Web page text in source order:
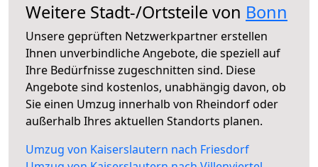
Weitere Stadt-/Ortsteile von Bonn
Unsere geprüften Netzwerkpartner erstellen
Ihnen unverbindliche Angebote, die speziell auf
Ihre Bedürfnisse zugeschnitten sind. Diese
Angebote sind kostenlos, unabhängig davon, ob
Sie einen Umzug innerhalb von Rheindorf oder
außerhalb Ihres aktuellen Standorts planen.
Umzug von Kaiserslautern nach Friesdorf